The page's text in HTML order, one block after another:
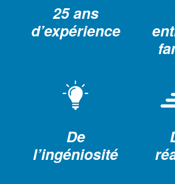
25 ans
d’expérience
De
l’ingéniosité